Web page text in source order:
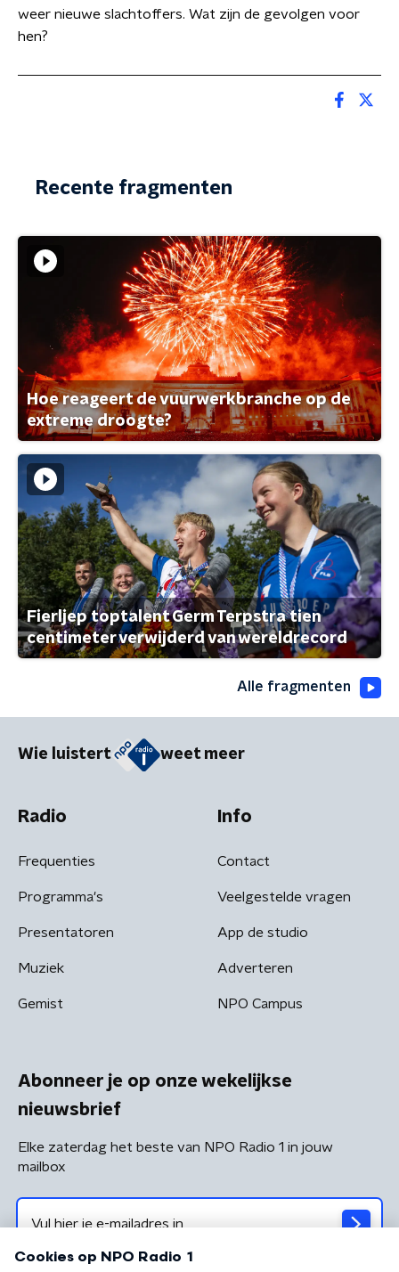
weer nieuwe slachtoffers. Wat zijn de gevolgen voor
hen?
Recente fragmenten
Hoe reageert de vuurwerkbranche op de
extreme droogte?
Fierljep toptalent Germ Terpstra tien
centimeter verwijderd van wereldrecord
Alle fragmenten
Wie luistert weet meer
Radio
Frequenties
Programma's
Presentatoren
Muziek
Gemist
Info
Contact
Veelgestelde vragen
App de studio
Adverteren
NPO Campus
Abonneer je op onze wekelijkse
nieuwsbrief
Elke zaterdag het beste van NPO Radio 1 in jouw
mailbox